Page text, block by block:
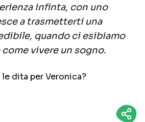
infinta, con uno
a trasmetterti una
quando ci esibiamo
vivere un sogno.
dita per Veronica?